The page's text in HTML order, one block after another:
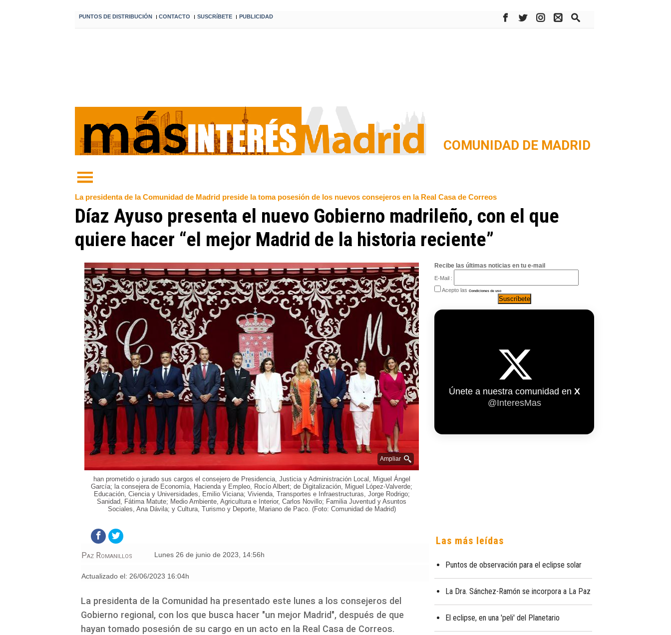
PUNTOS DE DISTRIBUCIÓN I CONTACTO I SUSCRíBETE I PUBLICIDAD
COMUNIDAD DE MADRID
La presidenta de la Comunidad de Madrid preside la toma posesión de los nuevos consejeros en la Real Casa de Correos
Díaz Ayuso presenta el nuevo Gobierno madrileño, con el que
quiere hacer “el mejor Madrid de la historia reciente”
Ampliar
han prometido o jurado sus cargos el consejero de Presidencia, Justicia y Administración Local, Miguel Ángel
García; la consejera de Economía, Hacienda y Empleo, Rocío Albert; de Digitalización, Miguel López-Valverde;
Educación, Ciencia y Universidades, Emilio Viciana; Vivienda, Transportes e Infraestructuras, Jorge Rodrigo;
Sanidad, Fátima Matute; Medio Ambiente, Agricultura e Interior, Carlos Novillo; Familia Juventud y Asuntos
Sociales, Ana Dávila; y Cultura, Turismo y Deporte, Mariano de Paco. (Foto: Comunidad de Madrid)
lunes 26 de junio de 2023, 14:56h
Paz Romanillos
Actualizado el: 26/06/2023 16:04h
La presidenta de la Comunidad ha presentado este lunes a los consejeros del
Gobierno regional, con los que busca hacer "un mejor Madrid", después de que
hayan tomado posesión de su cargo en un acto en la Real Casa de Correos.
Recibe las últimas noticias en tu e-mail
E-Mail :
Acepto las Condiciones de uso
Únete a nuestra comunidad en X
@InteresMas
Las más leídas
Puntos de observación para el eclipse solar
La Dra. Sánchez-Ramón se incorpora a La Paz
El eclipse, en una 'peli' del Planetario